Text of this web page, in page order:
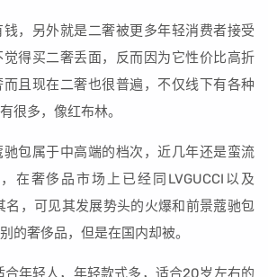
，另外就是二奢被更多年轻消费者接受
得买二奢丢面，反而因为它性价比高折
且现在二奢也很普遍，不仅线下有各种
很多，像红布林。
包属于中高端的档次，近几年还是蛮流
在奢侈品市场上已经同LVGUCCI以及
名，可见其发展势头的火爆和前景蔻驰包
的奢侈品，但是在国内却被。
年轻人，年轻款式多，适合20岁左右的